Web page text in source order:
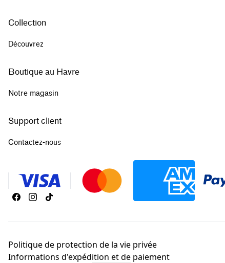
Collection
Découvrez
Boutique au Havre
Notre magasin
Support client
Contactez-nous
Politique de protection de la vie privée
Informations d'expédition et de paiement